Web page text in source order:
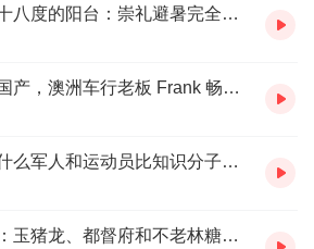
EP80 草原、海拔与十八度的阳台：崇礼避暑完全手册
EP79 身在土澳心系国产，澳洲车行老板 Frank 畅聊中外汽车、教育与基建
EP78 束书不观，为什么军人和运动员比知识分子更会决策？
EP77 被低估的沈阳：玉猪龙、都督府和不老林糖，好东西全在城里不吭声